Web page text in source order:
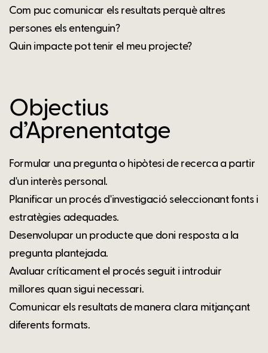
Com puc comunicar els resultats perquè altres
persones els entenguin?
Quin impacte pot tenir el meu projecte?
Objectius
d’Aprenentatge
Formular una pregunta o hipòtesi de recerca a partir
d'un interès personal.
Planificar un procés d'investigació seleccionant fonts i
estratègies adequades.
Desenvolupar un producte que doni resposta a la
pregunta plantejada.
Avaluar críticament el procés seguit i introduir
millores quan sigui necessari.
Comunicar els resultats de manera clara mitjançant
diferents formats.